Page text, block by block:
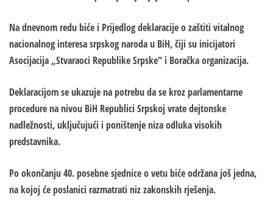
Na dnevnom redu biće i Prijedlog deklaracije o zaštiti vitalnog
nacionalnog interesa srpskog naroda u BiH, čiji su inicijatori
Asocijacija „Stvaraoci Republike Srpske“ i Boračka organizacija.
Deklaracijom se ukazuje na potrebu da se kroz parlamentarne
procedure na nivou BiH Republici Srpskoj vrate dejtonske
nadležnosti, uključujući i poništenje niza odluka visokih
predstavnika.
Po okončanju 40. posebne sjednice o vetu biće održana još jedna,
na kojoj će poslanici razmatrati niz zakonskih rješenja.